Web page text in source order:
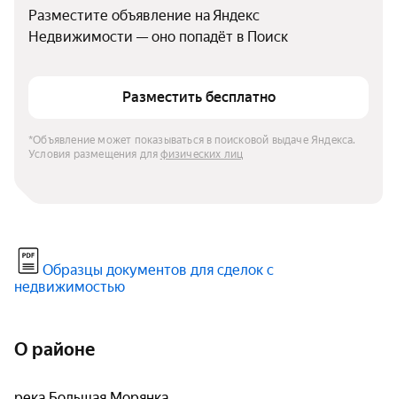
Разместите объявление на Яндекс
Недвижимости — оно попадёт в Поиск
Разместить бесплатно
*Объявление может показываться в поисковой выдаче Яндекса.
Условия размещения для физических лиц
Образцы документов для сделок с
недвижимостью
О районе